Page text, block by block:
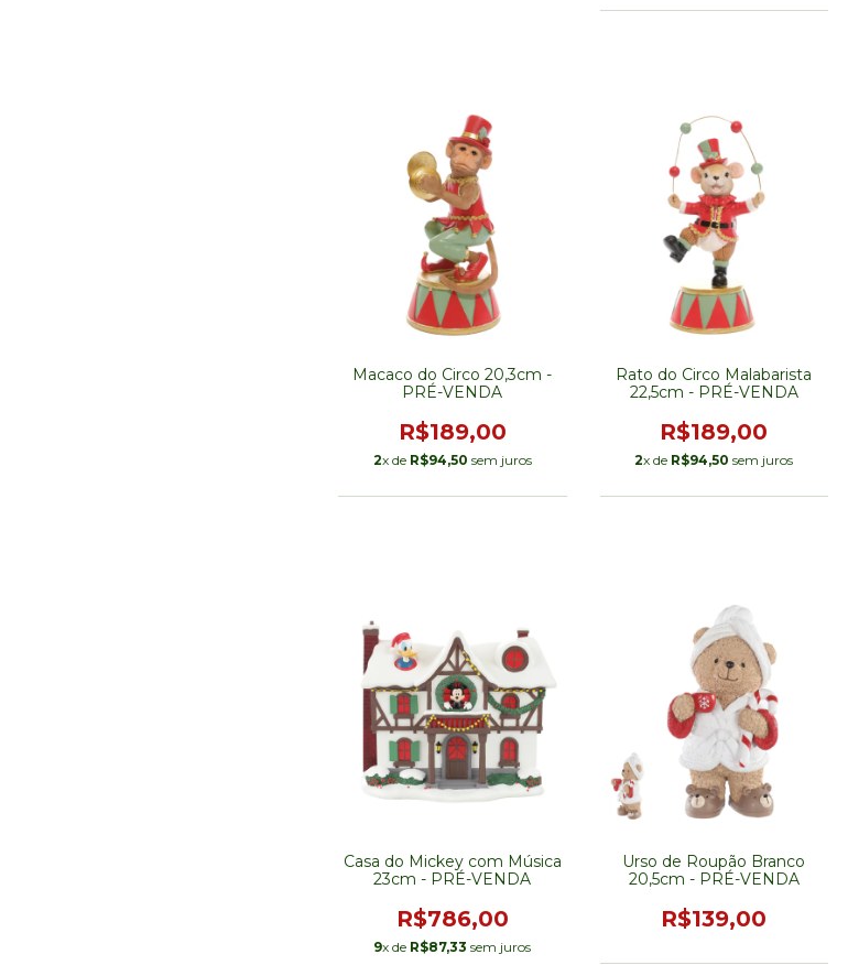
Macaco do Circo 20,3cm -
PRÉ-VENDA
R$189,00
2x de R$94,50 sem juros
Rato do Circo Malabarista
22,5cm - PRÉ-VENDA
R$189,00
2x de R$94,50 sem juros
Casa do Mickey com Música
23cm - PRÉ-VENDA
R$786,00
9x de R$87,33 sem juros
Urso de Roupão Branco
20,5cm - PRÉ-VENDA
R$139,00